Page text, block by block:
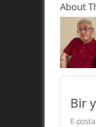
About
Bir
E-